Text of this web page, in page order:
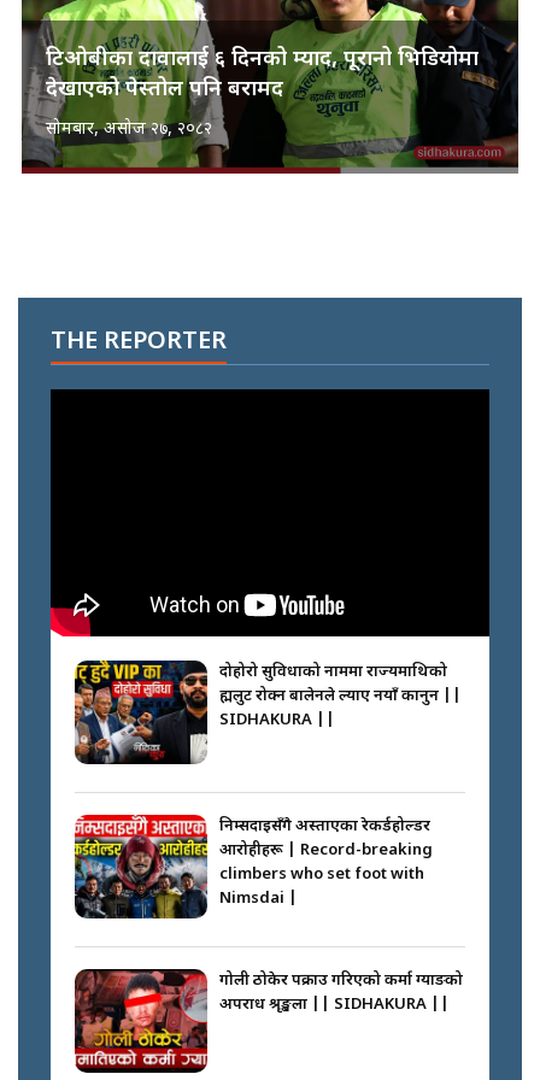
टिओबीका दावालाई ६ दिनको म्याद, पूरानो भिडियोमा
देखाएको पेस्तोल पनि बरामद
सोमबार, असोज २७, २०८२
THE REPORTER
दोहोरो सुविधाको नाममा राज्यमाथिको
ब्रह्मलुट रोक्न बालेनले ल्याए नयाँ कानुन ||
SIDHAKURA ||
निम्सदाइसँगै अस्ताएका रेकर्डहोल्डर
आरोहीहरू | Record-breaking
climbers who set foot with
Nimsdai |
गोली ठोकेर पक्राउ गरिएको कर्मा ग्याङको
अपराध श्रृङ्खला || SIDHAKURA ||